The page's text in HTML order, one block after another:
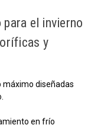
el invierno
y
máximo diseñadas
en frío